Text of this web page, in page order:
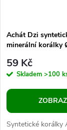
Achát Dzi
minerální korálky
59 Kč
Skladem >100
Syntetické korálky